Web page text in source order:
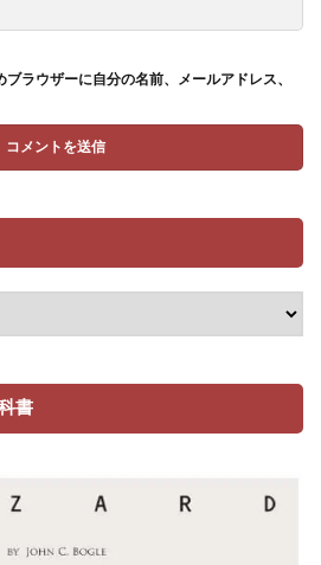
ラウザーに自分の名前、メールアドレス、
書